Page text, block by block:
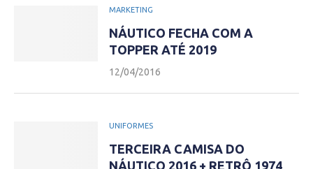
MARKETING
NÁUTICO FECHA COM A
TOPPER ATÉ 2019
12/04/2016
UNIFORMES
TERCEIRA CAMISA DO
NÁUTICO 2016 + RETRÔ 1974